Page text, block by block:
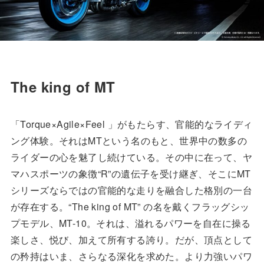
The king of MT
「Torque×Agile×Feel 」がもたらす、官能的なライディ
ング体験。それはMTという名のもと、世界中の数多の
ライダーの心を魅了し続けている。その中に在って、ヤ
マハスポーツの象徴“R”の遺伝子を受け継ぎ、そこにMT
シリーズならではの官能的な走りを融合した格別の一台
が存在する。“The king of MT” の名を戴くフラッグシッ
プモデル、MT-10。それは、溢れるパワーを自在に操る
楽しさ、悦び、加えて所有する誇り。だが、頂点として
の矜持はいま、さらなる深化を求めた。より力強いパワ